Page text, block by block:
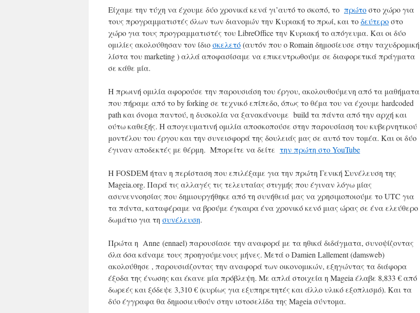
Είχαμε την τύχη να έχουμε δύο χρονικά κενά γι’αυτό το σκοπό, το πρώτοστο χώρο για
τους προγραμματιστές όλων των διανομών την Κυριακή το πρωί, και τοδεύτεροστο
χώρο για τους προγραμματιστές του LibreOffice την Κυριακή το απόγευμα. Και οι δύο
ομιλίες ακολούθησαν τον ίδιοσκελετό(αυτόν που ο Romain δημοσίευσε στην ταχυδρομική
λίστα του marketing ) αλλά αποφασίσαμε να επικεντρωθούμε σε διαφορετικά πράγματα
σε κάθε μία.
Η πρωινή ομιλία αφορούσε την παρουσιάση του έργου, ακολουθούμενη από τα μαθήματα
που πήραμε από το by forking σε τεχνικό επίπεδο, όπως το θέμα του να έχουμε hardcoded
path και όνομα παντού, η δυσκολία να ξανακάνουμε build τα πάντα από την αρχή και
ούτω καθεξής. Η απογευματινή ομιλία αποσκοπούσε στην παρουσίαση του κυβερνητικού
μοντέλου του έργου και την συνεισφορά της δουλειάς μας σε αυτό τον τομέα. Και οι δύο
έγιναν αποδεκτές με θέρμη. Μπορείτε να δείτε την πρώτη στο YouTube
Η FOSDEM ήταν η περίσταση που επιλέξαμε για την πρώτη Γενική Συνέλευση της
Mageia.org. Παρά τις αλλαγές τις τελευταίας στιγμής που έγιναν λόγω μίας
ασυνεννοησίας που δημιουργήθηκε από τη συνήθειά μας να χρησιμοποιούμε το UTC για
τα πάντα, καταφέραμε να βρούμε έγκαιρα ένα χρονικό κενό μιας ώρας σε ένα ελεύθερο
δωμάτιο για τη συνέλευση.
Πρώτα η Anne (ennael) παρουσίασε την αναφορά με τα ηθικά διδάγματα, συνοψίζοντας
όλα όσα κάναμε τους προηγούμενους μήνες. Μετά ο Damien Lallement (damsweb)
ακολούθησε , παρουσιάζοντας την αναφορά των οικονομικών, εξηγώντας τα διάφορα
έξοδα της ένωσης και έκανε μία πρόβλεψη. Με απλά στοιχεία η Mageia έλαβε 8,833 € από
δωρεές και ξόδεψε 3,310 € (κυρίως για εξυπηρετητές και άλλο υλικό εξοπλισμό). Και τα
δύο έγγραφα θα δημοσιευθούν στην ιστοσελίδα της Mageia σύντομα.